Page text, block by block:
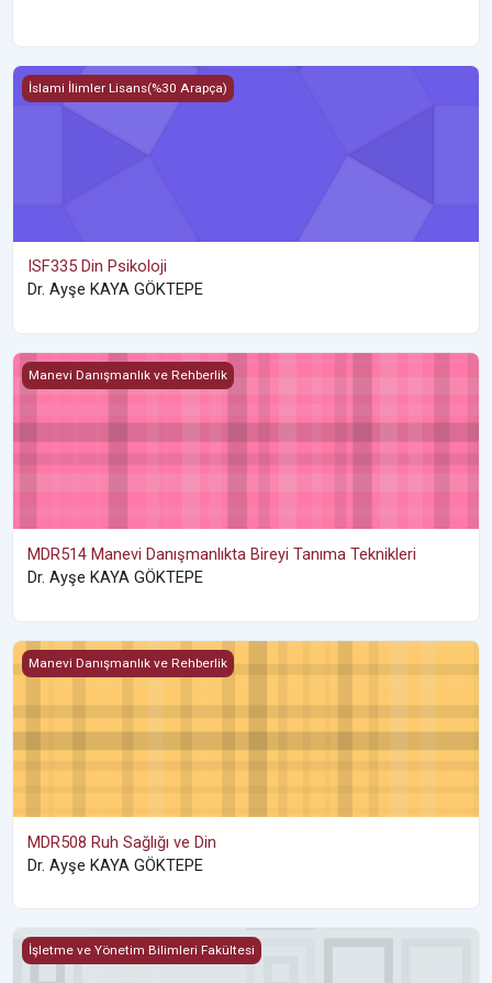
ISF335 Din Psikoloji
İslami İlimler Lisans(%30 Arapça)
ISF335 Din Psikoloji
Dr. Ayşe KAYA GÖKTEPE
MDR514 Manevi Danışmanlıkta Bireyi Tanıma Teknikleri
Manevi Danışmanlık ve Rehberlik
MDR514 Manevi Danışmanlıkta Bireyi Tanıma Teknikleri
Dr. Ayşe KAYA GÖKTEPE
MDR508 Ruh Sağlığı ve Din
Manevi Danışmanlık ve Rehberlik
MDR508 Ruh Sağlığı ve Din
Dr. Ayşe KAYA GÖKTEPE
MAT 108 İşletme ve İktisat İçin Matematik II (2022-2023 Bahar)
İşletme ve Yönetim Bilimleri Fakültesi